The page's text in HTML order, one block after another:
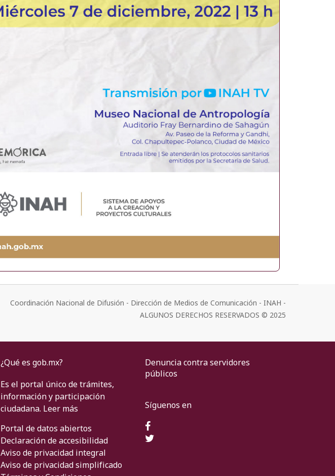
Coordinación Nacional de Difusión - Dirección de Medios de Comunicación - INAH -
ALGUNOS DERECHOS RESERVADOS © 2025
¿Qué es gob.mx?
Es el portal único de trámites,
información y participación
ciudadana. Leer más
Portal de datos abiertos
Declaración de accesibilidad
Aviso de privacidad integral
Aviso de privacidad simplificado
Denuncia contra servidores
públicos
Síguenos en